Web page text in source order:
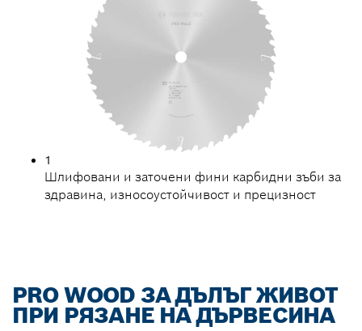
1
Шлифовани и заточени фини карбидни зъби за
здравина, износоустойчивост и прецизност
PRO WOOD ЗА ДЪЛЪГ ЖИВОТ
ПРИ РЯЗАНЕ НА ДЪРВЕСИНА